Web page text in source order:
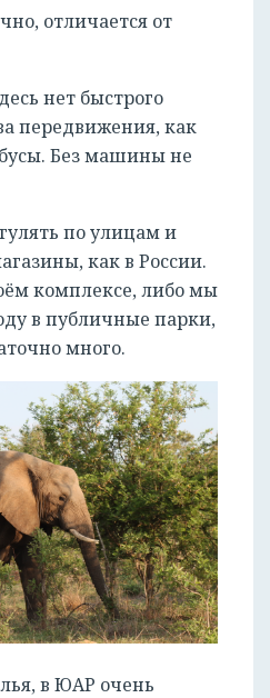
отличается от
нет быстрого
передвижения, как
Без машины не
по улицам и
как в России.
комплексе, либо мы
в публичные парки,
много.
в ЮАР очень